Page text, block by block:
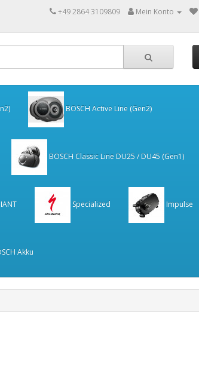
+49 2864 3109809 Mein Konto
BOSCH Active Line (Gen2)
BOSCH Classic Line DU25 / DU45 (Gen1)
Specialized Impulse
Akku